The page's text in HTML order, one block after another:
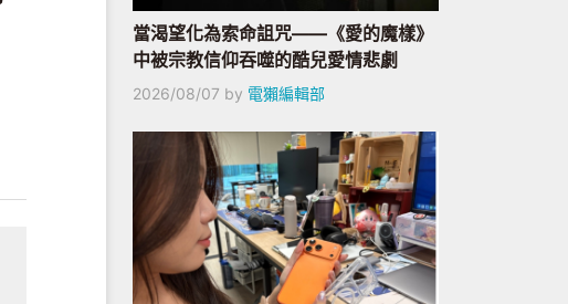
當渴望化為索命詛咒——《愛的魔樣》
中被宗教信仰吞噬的酷兒愛情悲劇
2026/08/07 by 電獺編輯部